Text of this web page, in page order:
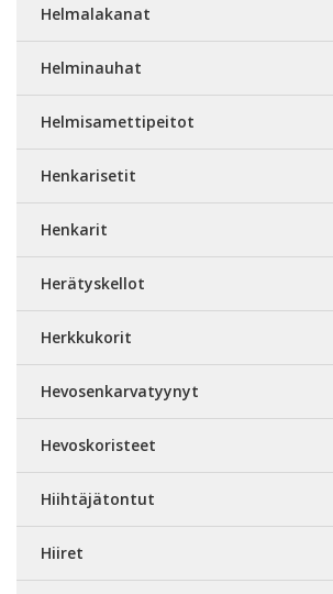
Helmalakanat
Helminauhat
Helmisamettipeitot
Henkarisetit
Henkarit
Herätyskellot
Herkkukorit
Hevosenkarvatyynyt
Hevoskoristeet
Hiihtäjätontut
Hiiret